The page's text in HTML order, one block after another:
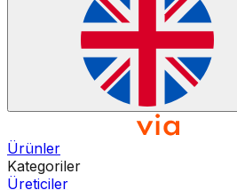
Ürünler
Kategoriler
Üreticiler